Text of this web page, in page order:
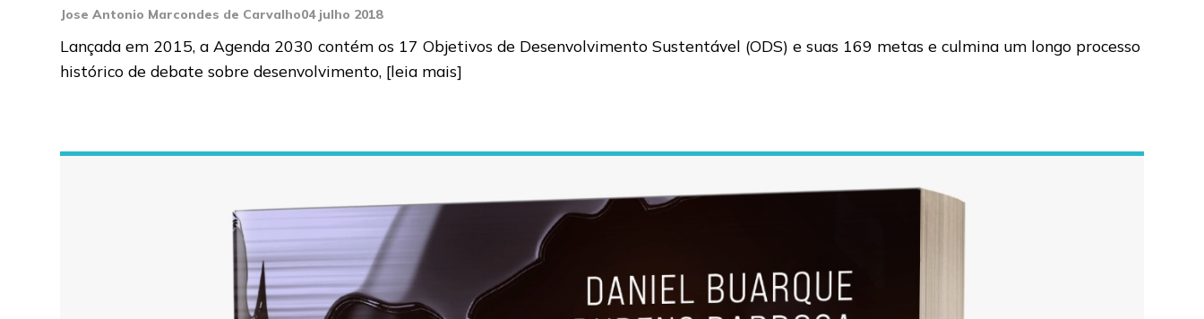
Jose Antonio Marcondes de Carvalho04 julho 2018
Lançada em 2015, a Agenda 2030 contém os 17 Objetivos de Desenvolvimento Sustentável (ODS) e suas 169 metas e culmina um longo processo
histórico de debate sobre desenvolvimento, [leia mais]